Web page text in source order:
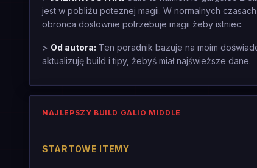
jest w pobliżu poteznej magii. W normalnych
obronca doslownie potrzebuje magii żeby istniec.
> Od autora: Ten poradnik bazuje na moim
aktualizuję build i tipy, żebyś miał najświeższe dane.
NAJLEPSZY BUILD GALIO MIDDLE
STARTOWE ITEMY